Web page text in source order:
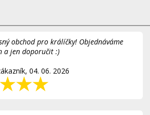
obchod pro králíčky! Objednáváme
a jen doporučit :)
04. 06. 2026